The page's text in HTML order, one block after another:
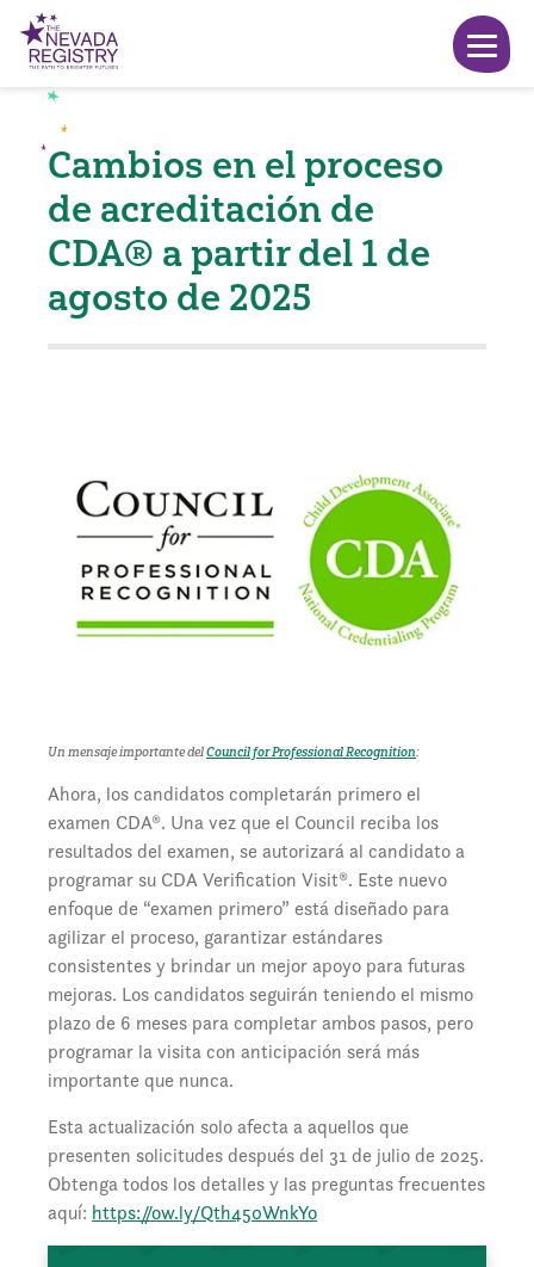
Cambios en el proceso
de acreditación de
CDA® a partir del 1 de
agosto de 2025
Un mensaje importante delCouncil for Professional Recognition:
Ahora, los candidatos completarán primero el
examen CDA®. Una vez que el Council reciba los
resultados del examen, se autorizará al candidato a
programar su CDA Verification Visit®. Este nuevo
enfoque de “examen primero” está diseñado para
agilizar el proceso, garantizar estándares
consistentes y brindar un mejor apoyo para futuras
mejoras. Los candidatos seguirán teniendo el mismo
plazo de 6 meses para completar ambos pasos, pero
programar la visita con anticipación será más
importante que nunca.
Esta actualización solo afecta a aquellos que
presenten solicitudes después del 31 de julio de 2025.
Obtenga todos los detalles y las preguntas frecuentes
aquí: https://ow.ly/Qth450WnkYo